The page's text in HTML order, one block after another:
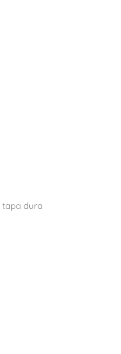
tapa dura